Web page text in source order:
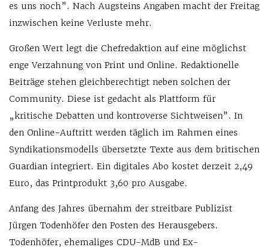
es uns noch”. Nach Augsteins Angaben macht der Freitag
inzwischen keine Verluste mehr.
Großen Wert legt die Chefredaktion auf eine möglichst
enge Verzahnung von Print und Online. Redaktionelle
Beiträge stehen gleichberechtigt neben solchen der
Community. Diese ist gedacht als Plattform für
„kritische Debatten und kontroverse Sichtweisen”. In
den Online-Auftritt werden täglich im Rahmen eines
Syndikationsmodells übersetzte Texte aus dem britischen
Guardian integriert. Ein digitales Abo kostet derzeit 2,49
Euro, das Printprodukt 3,60 pro Ausgabe.
Anfang des Jahres übernahm der streitbare Publizist
Jürgen Todenhöfer den Posten des Herausgebers.
Todenhöfer, ehemaliges CDU-MdB und Ex-